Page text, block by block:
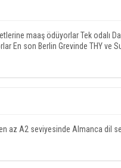
maaş ödüyorlar Tek odalı
En son Berlin Grevinde THY ve
az A2 seviyesinde Almanca dil